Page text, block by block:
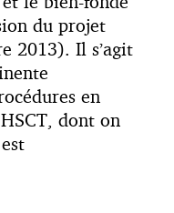
du projet
2013). Il s’agit
en
dont on